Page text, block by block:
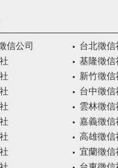
信公司
台北徵信
基隆徵信
新竹徵信
台中徵信
雲林徵信
嘉義徵信
高雄徵信
宜蘭徵信